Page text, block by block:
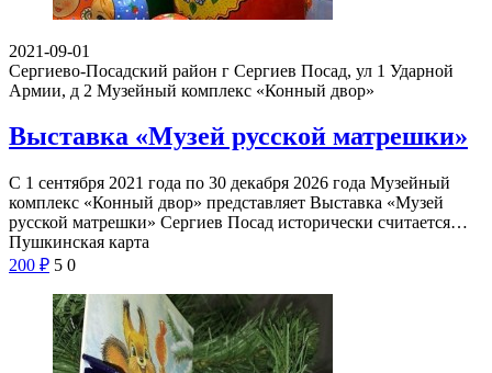
2021-09-01
Сергиево-Посадский район г Сергиев Посад, ул 1 Ударной
Армии, д 2 Музейный комплекс «Конный двор»
Выставка «Музей русской матрешки»
С 1 сентября 2021 года по 30 декабря 2026 года Музейный
комплекс «Конный двор» представляет Выставка «Музей
русской матрешки» Сергиев Посад исторически считается…
Пушкинская карта
200 ₽ 5 0